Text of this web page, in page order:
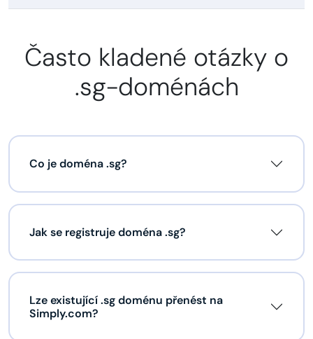
Často kladené otázky o
.sg-doménách
Co je doména .sg?
Jak se registruje doména .sg?
Lze existující .sg doménu přenést na
Simply.com?